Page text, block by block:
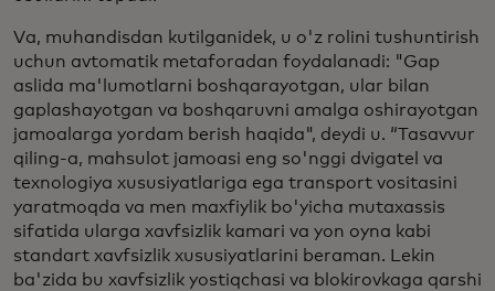
Va, muhandisdan kutilganidek, u o'z rolini tushuntirish
uchun avtomatik metaforadan foydalanadi: "Gap
aslida ma'lumotlarni boshqarayotgan, ular bilan
gaplashayotgan va boshqaruvni amalga oshirayotgan
jamoalarga yordam berish haqida", deydi u. “Tasavvur
qiling-a, mahsulot jamoasi eng so'nggi dvigatel va
texnologiya xususiyatlariga ega transport vositasini
yaratmoqda va men maxfiylik bo'yicha mutaxassis
sifatida ularga xavfsizlik kamari va yon oyna kabi
standart xavfsizlik xususiyatlarini beraman. Lekin
ba'zida bu xavfsizlik yostiqchasi va blokirovkaga qarshi